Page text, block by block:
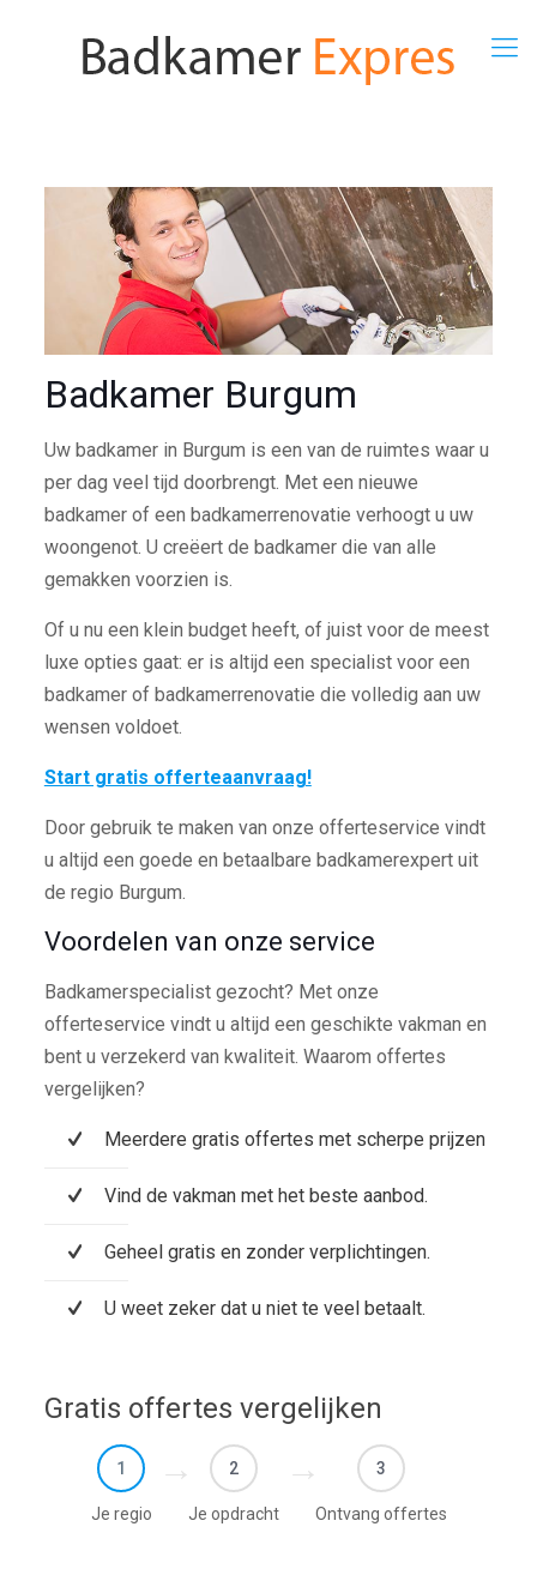
Badkamer Burgum
Uw badkamer in Burgum is een van de ruimtes waar u
per dag veel tijd doorbrengt. Met een nieuwe
badkamer of een badkamerrenovatie verhoogt u uw
woongenot. U creëert de badkamer die van alle
gemakken voorzien is.
Of u nu een klein budget heeft, of juist voor de meest
luxe opties gaat: er is altijd een specialist voor een
badkamer of badkamerrenovatie die volledig aan uw
wensen voldoet.
Start gratis offerteaanvraag!
Door gebruik te maken van onze offerteservice vindt
u altijd een goede en betaalbare badkamerexpert uit
de regio Burgum.
Voordelen van onze service
Badkamerspecialist gezocht? Met onze
offerteservice vindt u altijd een geschikte vakman en
bent u verzekerd van kwaliteit. Waarom offertes
vergelijken?
Meerdere gratis offertes met scherpe prijzen
Vind de vakman met het beste aanbod.
Geheel gratis en zonder verplichtingen.
U weet zeker dat u niet te veel betaalt.
Gratis offertes vergelijken
1
Je regio
2
Je opdracht
3
Ontvang offertes